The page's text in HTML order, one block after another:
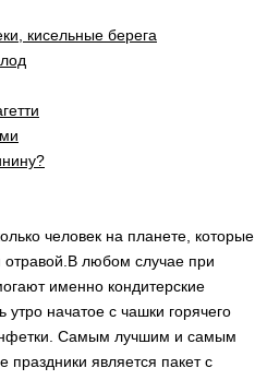
кисельные берега
человек на планете, которые
отравой.В любом случае при
именно кондитерские
начатое с чашки горячего
Самым лучшим и самым
является пакет с